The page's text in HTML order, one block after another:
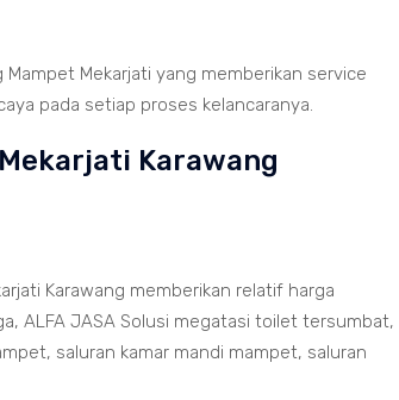
Mampet Mekarjati yang memberikan service
pada setiap proses kelancaranya.
Karawang
Karawang memberikan relatif harga
ALFA JASA Solusi megatasi toilet tersumbat,
saluran kamar mandi mampet, saluran